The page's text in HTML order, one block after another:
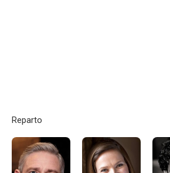
Reparto